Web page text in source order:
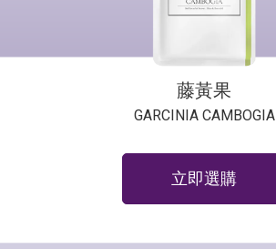
藤黃果
GARCINIA CAMBOGIA
立即選購